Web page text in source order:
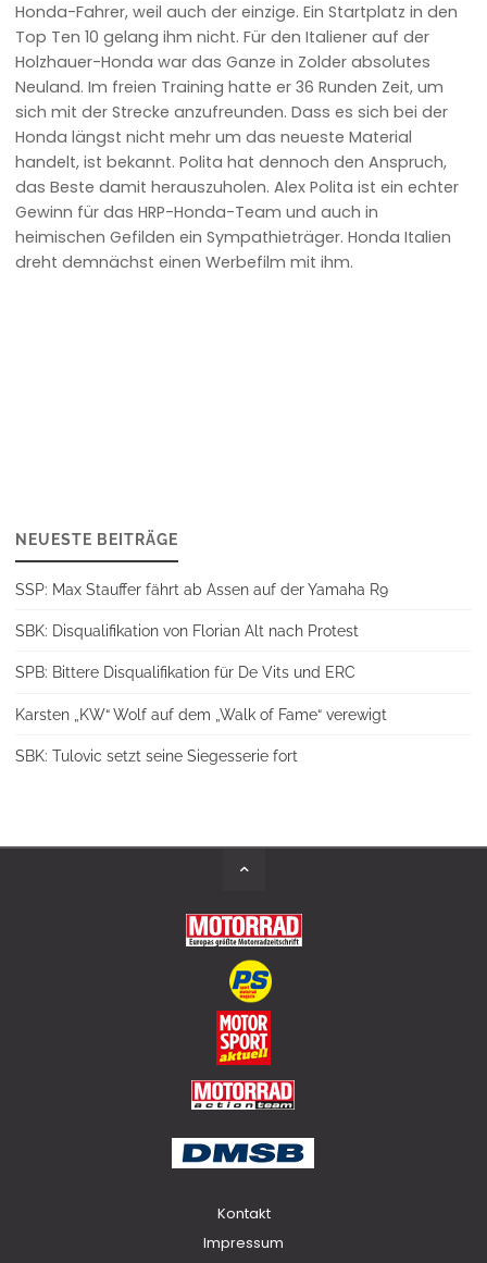
Honda-Fahrer, weil auch der einzige. Ein Startplatz in den
Top Ten 10 gelang ihm nicht. Für den Italiener auf der
Holzhauer-Honda war das Ganze in Zolder absolutes
Neuland. Im freien Training hatte er 36 Runden Zeit, um
sich mit der Strecke anzufreunden. Dass es sich bei der
Honda längst nicht mehr um das neueste Material
handelt, ist bekannt. Polita hat dennoch den Anspruch,
das Beste damit herauszuholen. Alex Polita ist ein echter
Gewinn für das HRP-Honda-Team und auch in
heimischen Gefilden ein Sympathieträger. Honda Italien
dreht demnächst einen Werbefilm mit ihm.
NEUESTE BEITRÄGE
SSP: Max Stauffer fährt ab Assen auf der Yamaha R9
SBK: Disqualifikation von Florian Alt nach Protest
SPB: Bittere Disqualifikation für De Vits und ERC
Karsten „KW“ Wolf auf dem „Walk of Fame“ verewigt
SBK: Tulovic setzt seine Siegesserie fort
Kontakt
Impressum
Back